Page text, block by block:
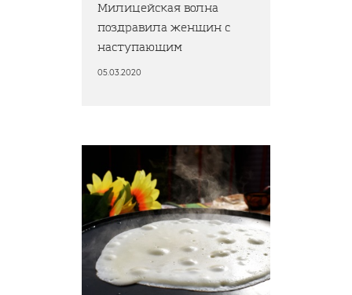
Милицейская волна
поздравила женщин с
наступающим
05.03.2020